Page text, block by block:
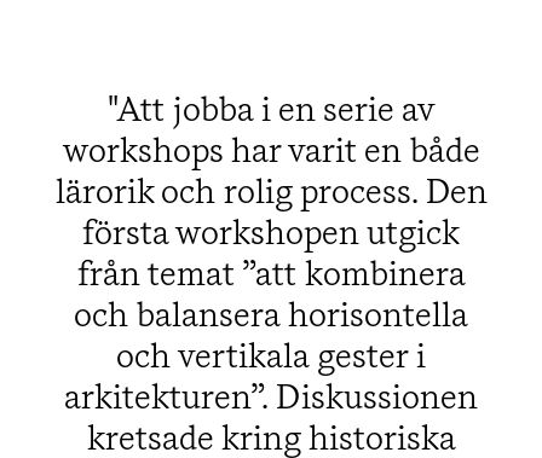
Att jobba i en serie av
workshops har varit en både
lärorik och rolig process. Den
första workshopen utgick
från temat ”att kombinera
och balansera horisontella
och vertikala gester i
arkitekturen”. Diskussionen
kretsade kring historiska